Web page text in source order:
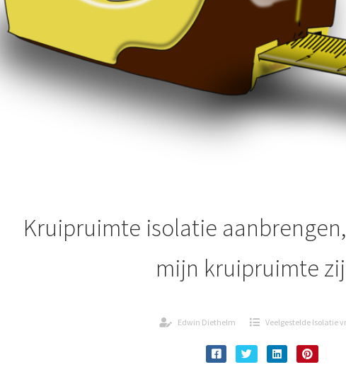
Kruipruimte isolatie
mijn kruipruimte
Edwin Diethelm Veelgestelde Isolatie